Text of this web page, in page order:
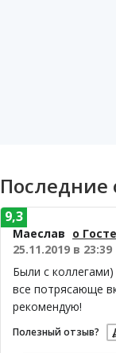
Последние
Маеслав о
25.11.2019 в 23:39
Были с
все потрясающе
рекомендую!
Полезный отзыв?
9,3